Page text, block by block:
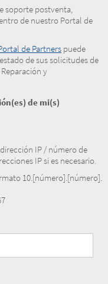
soporte postventa,
de nuestro Portal de
de Partners puede
de sus solicitudes de
y
de mi(s)
IP / número de
IP si es necesario.
10.[número].[número].